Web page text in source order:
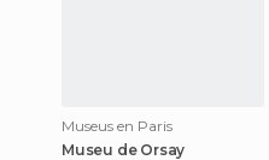
Museus en Paris
Museu de Orsay